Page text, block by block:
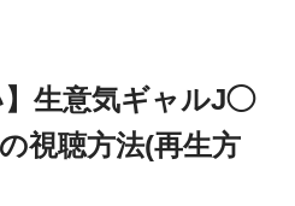
】生意気ギャルJ◯
視聴方法(再生方